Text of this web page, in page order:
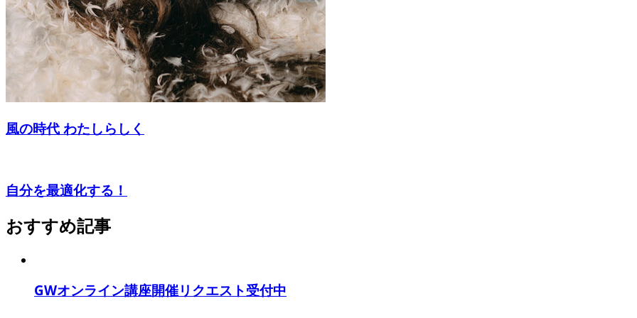
風の時代 わたしらしく
自分を最適化する！
おすすめ記事
GWオンライン講座開催リクエスト受付中